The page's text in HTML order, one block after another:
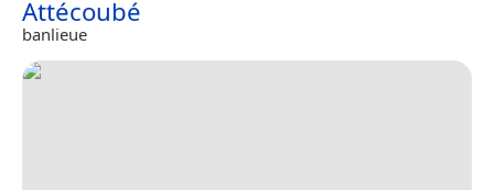
Attécoubé
banlieue